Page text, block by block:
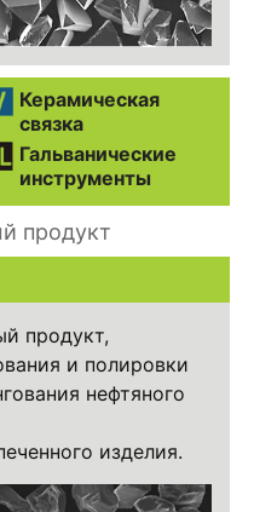
Керамическая
связка
Гальванические
инструменты
продукт
продукт,
и полировки
нефтяного
изделия.